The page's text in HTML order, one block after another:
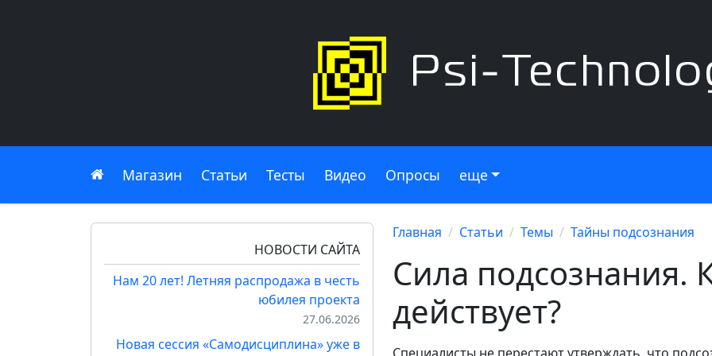
Главная
Магазин Статьи Тесты Видео Опросы еще
НОВОСТИ САЙТА
Нам 20 лет! Летняя распродажа в честь
юбилея проекта
27.06.2026
Новая сессия «Самодисциплина» уже в
Главная Статьи Темы Тайны подсознания
Сила подсознания.
действует?